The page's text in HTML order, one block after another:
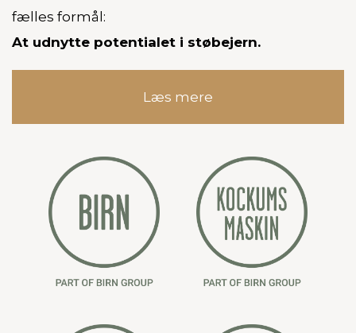
fælles formål:
At udnytte potentialet i støbejern.
Læs mere